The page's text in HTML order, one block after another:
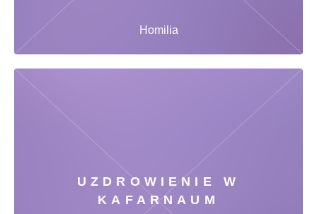
Homilia
UZDROWIENIE W
KAFARNAUM